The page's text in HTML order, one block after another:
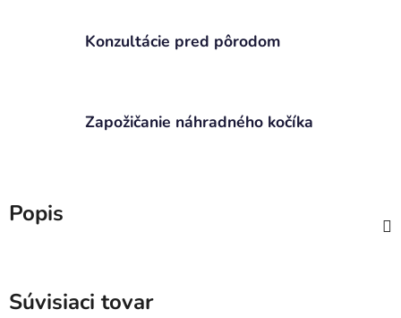
Konzultácie pred pôrodom
Zapožičanie náhradného kočíka
Popis
Súvisiaci tovar